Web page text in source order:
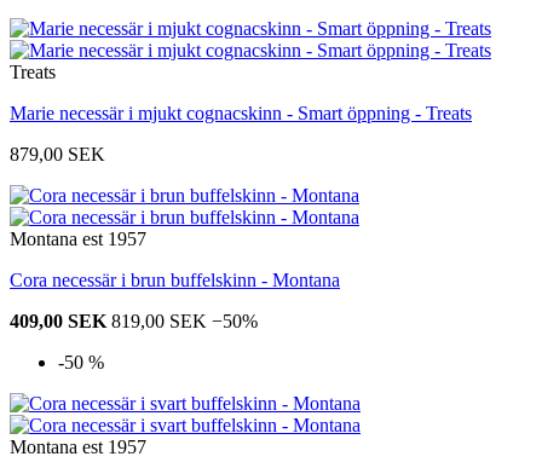
Treats
Marie necessär i mjukt cognacskinn - Smart öppning - Treats
879,00 SEK
Montana est 1957
Cora necessär i brun buffelskinn - Montana
409,00 SEK 819,00 SEK −50%
-50 %
Montana est 1957